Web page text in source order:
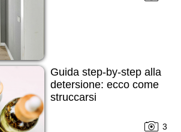
Guida step-by-step alla
detersione: ecco come
struccarsi
3